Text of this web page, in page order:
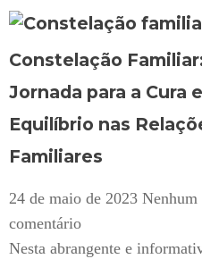
Constelação
Jornada para a Cura
Equilíbrio nas
Familiares
24 de maio de 2023 Nenhum
comentário
Nesta abrangente e